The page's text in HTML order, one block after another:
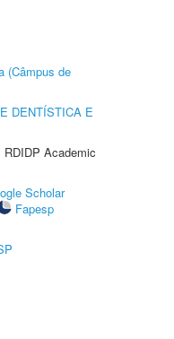
(Câmpus de
DENTÍSTICA E
Academic
Scholar
Fapesp